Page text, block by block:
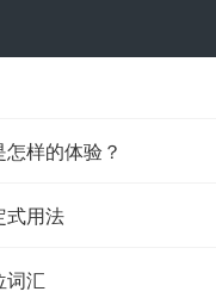
样的体验？
式用法
词汇